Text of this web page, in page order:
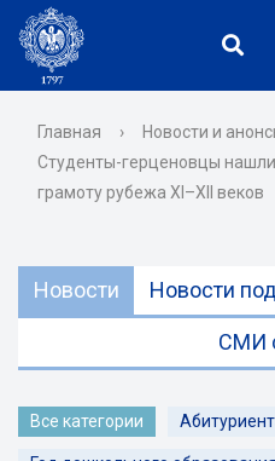
Главная › Новости и
Студенты-герценовцы
грамоту рубежа XI–XII веков
Новости Новости
СМИ
Все категории